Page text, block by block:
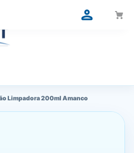
Limpadora 200ml Amanco